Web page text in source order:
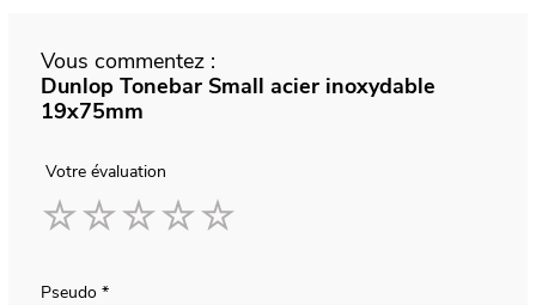
Vous commentez :
Dunlop Tonebar Small acier inoxydable
19x75mm
Votre évaluation
Pseudo